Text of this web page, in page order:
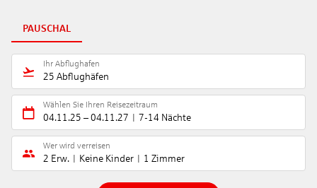
PAUSCHAL
Ihr Abflughafen
25 Abflughäfen
Wählen Sie Ihren Reisezeitraum
04.11.25 – 04.11.27 7-14 Nächte
Wer wird verreisen
2 Erw. Keine Kinder 1 Zimmer